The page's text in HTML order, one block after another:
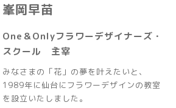
峯岡早苗
One＆Onlyフラワーデザイナーズ・
スクール 主宰
みなさまの「花」の夢を叶えたいと、
1989年に仙台にフラワーデザインの教室
を設立いたしました。